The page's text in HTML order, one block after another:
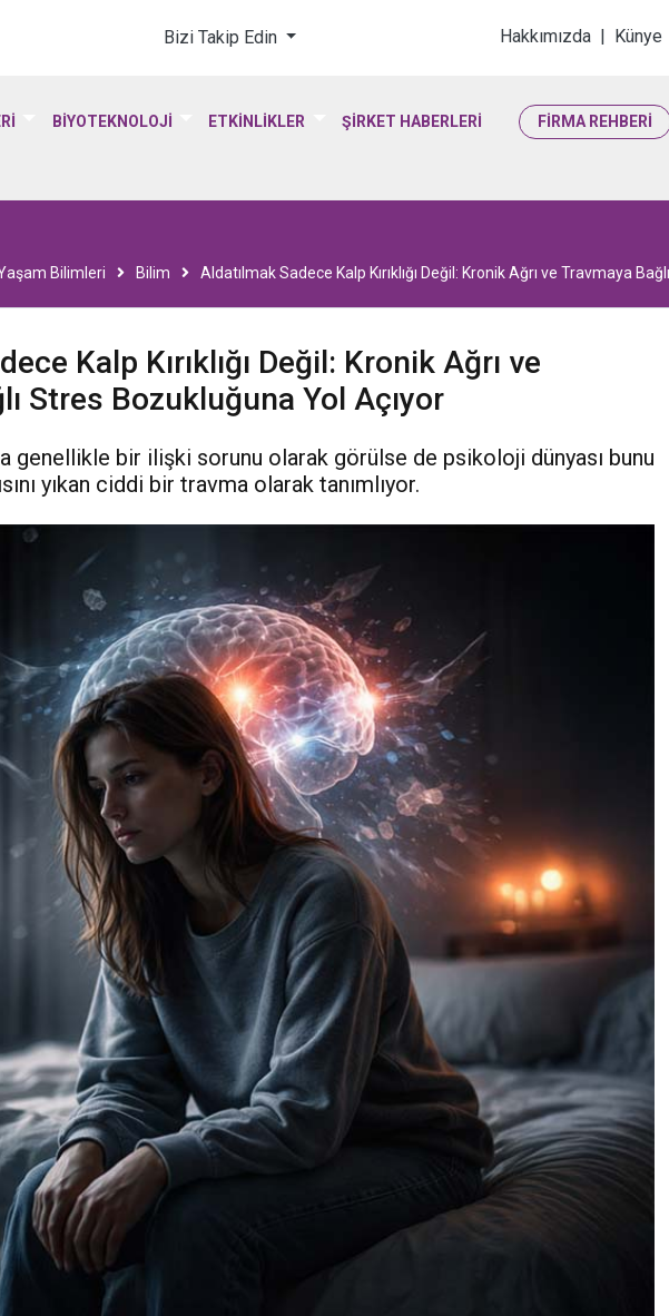
& Yaşam
Bizi Takip Edin Hakkımızda | Künye
BİYOTEKNOLOJİ ETKİNLİKLER ŞİRKET HABERLERİ FİRMA REHBERİ
Bilimleri Bilim Aldatılmak Sadece Kalp Kırıklığı Değil: Kronik Ağrı ve Travmaya
Kalp Kırıklığı Değil: Kronik Ağrı ve
Stres Bozukluğuna Yol Açıyor
genellikle bir ilişki sorunu olarak görülse de psikoloji dünyası bunu
yıkan ciddi bir travma olarak tanımlıyor.